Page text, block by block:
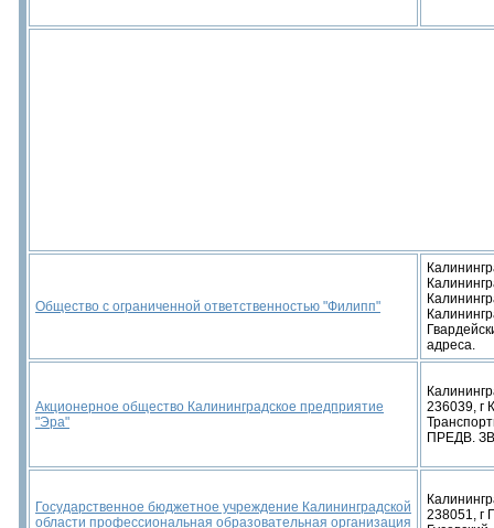
Общество с ограниченной ответственностью "Филипп"
адреса.
Акционерное общество Калининградское предприятие
"Эра"
236039, г
ПРЕДВ.
Государственное бюджетное учреждение Калининградской
области профессиональная образовательная организация
238051, г